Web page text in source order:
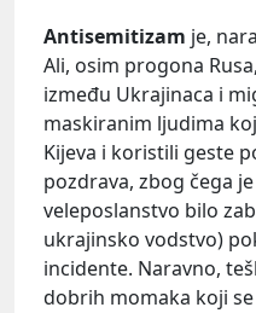
Antisemitizam je,
Ali, osim progona
između Ukrajinaca i
maskiranim ljudima
Kijeva i koristili geste
pozdrava, zbog čega
veleposlanstvo bilo
ukrajinsko vodstvo)
incidente. Naravno,
dobrih momaka koji